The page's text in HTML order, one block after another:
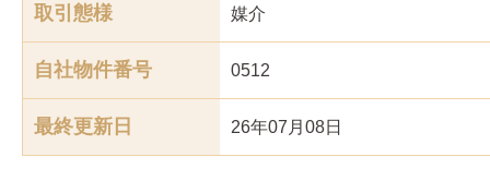
取引態様 媒介
自社物件番号 0512
最終更新日 26年07月08日